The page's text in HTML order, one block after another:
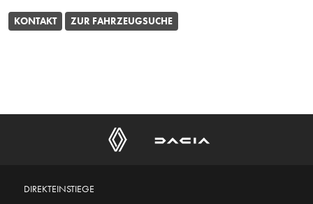
KONTAKT ZUR FAHRZEUGSUCHE
DIREKTEINSTIEGE